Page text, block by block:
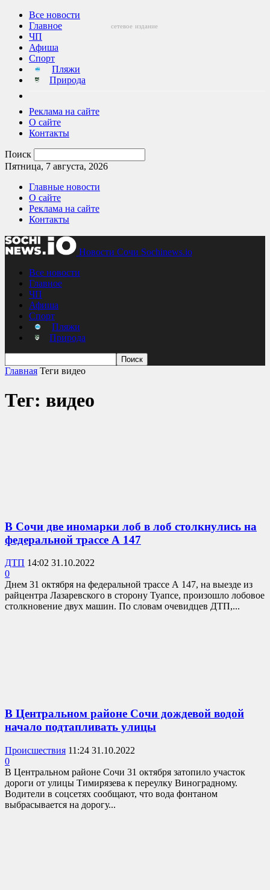
Все новости
Главное
ЧП
Афиша
Спорт
Пляжи
Природа
Реклама на сайте
О сайте
Контакты
Поиск
Пятница, 7 августа, 2026
Главные новости
О сайте
Реклама на сайте
Контакты
Новости Сочи Sochinews.io
сетевое издание
Все новости
Главное
ЧП
Афиша
Спорт
Пляжи
Природа
Главная Теги видео
Тег: видео
В Сочи две иномарки лоб в лоб столкнулись на
федеральной трассе А 147
ДТП 14:02 31.10.2022
0
Днем 31 октября на федеральной трассе А 147, на выезде из
райцентра Лазаревского в сторону Туапсе, произошло лобовое
столкновение двух машин. По словам очевидцев ДТП,...
В Центральном районе Сочи дождевой водой
начало подтапливать улицы
Происшествия 11:24 31.10.2022
0
В Центральном районе Сочи 31 октября затопило участок
дороги от улицы Тимирязева к переулку Виноградному.
Водители в соцсетях сообщают, что вода фонтаном
выбрасывается на дорогу...